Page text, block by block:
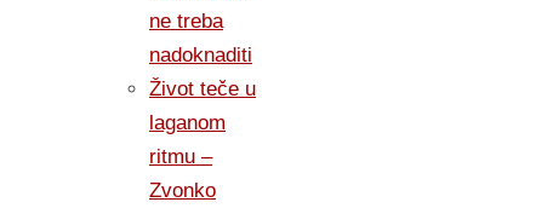
ne treba
nadoknaditi
Život teče u
laganom
ritmu –
Zvonko